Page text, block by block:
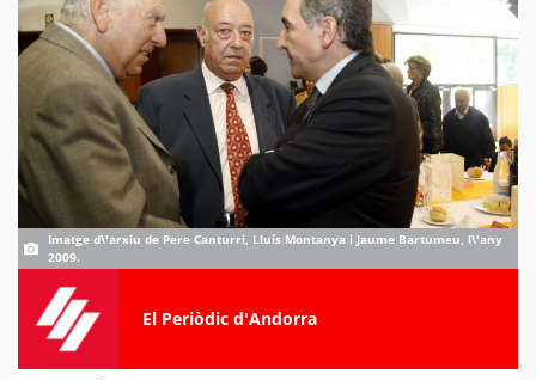
Imatge d\'arxiu de Pere Canturri, Lluís Montanya i Jaume Bartumeu, l\'any
2009.
El Periòdic d'Andorra